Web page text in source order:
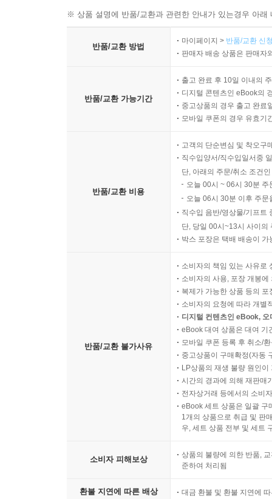
※ 상품 설명에 반품/교환과 관련한 안내가 있는경우 아
반품/교환 방법
마이페이지 > 반품/교환 신
판매자 배송 상품은 판매자
반품/교환 가능기간
출고 완료 후 10일 이내의
디지털 콘텐츠인 eBook의
중고상품의 경우 출고 완료
모바일 쿠폰의 경우 유효기
반품/교환 비용
고객의 단순변심 및 착오구
직수입양서/직수입일서중
단, 아래의 주문/취소 조건
오늘 00시 ~ 06시 30분
오늘 06시 30분 이후 주
직수입 음반/영상물/기프트
단, 당일 00시~13시 사이의
박스 포장은 택배 배송이
반품/교환 불가사유
소비자의 책임 있는 사유로
소비자의 사용, 포장 개봉
복제가 가능한 상품 등의
소비자의 요청에 따라 개별
디지털 컨텐츠인 eBook,
eBook 대여 상품은 대여 기
모바일 쿠폰 등록 후 취소/
중고상품이 구매확정(자동
LP상품의 재생 불량 원인
시간의 경과에 의해 재판매
전자상거래 등에서의 소비
eBook 세트 상품은 일괄 구
1개의 상품으로 취급 및 판
우, 세트 상품 전부 및 세트
소비자 피해보상
상품의 불량에 의한 반품,
준하여 처리됨
환불 지연에 따른 배상 대금 환불 및 환불 지연에